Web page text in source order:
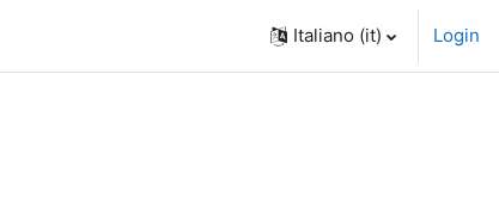
Italiano ‎(it)‎ Login